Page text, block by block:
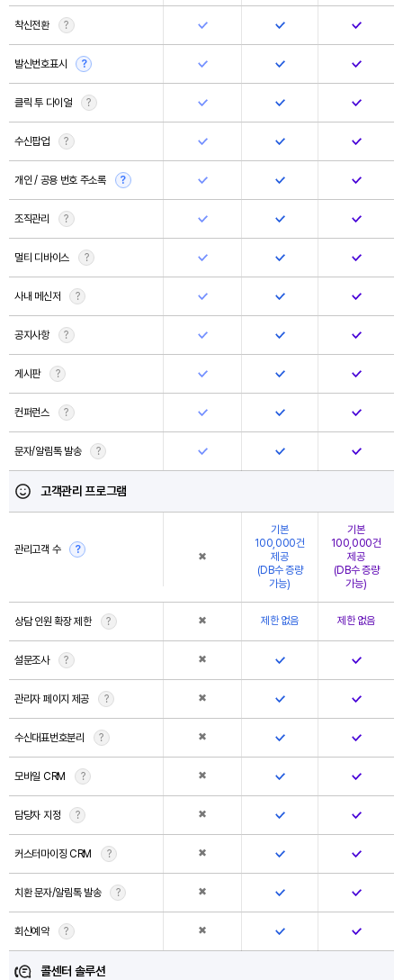
착신전환 ?
발신번호표시 ?
클릭 투 다이얼 ?
수신팝업 ?
개인 / 공용 번호 주소록 ?
조직관리 ?
멀티 디바이스 ?
사내 메신저 ?
공지사항 ?
게시판 ?
컨퍼런스 ?
문자/알림톡 발송 ?
고객관리 프로그램
관리고객 수 ?
✖
기본
100,000건
제공
(DB수 증량
가능)
기본
100,000건
제공
(DB수 증량
가능)
상담 인원 확장 제한 ? ✖ 제한 없음 제한 없음
설문조사 ? ✖
관리자 페이지 제공 ? ✖
수신대표번호분리 ? ✖
모바일 CRM ? ✖
담당자 지정 ? ✖
커스터마이징 CRM ? ✖
치환 문자/알림톡 발송 ? ✖
회신예약 ? ✖
콜센터 솔루션